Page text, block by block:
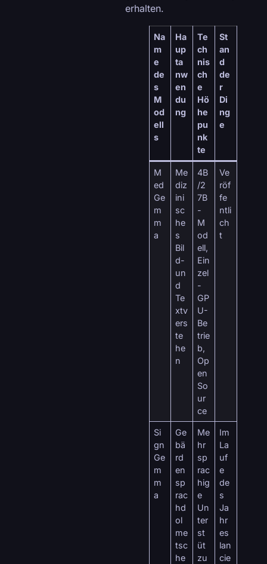
erhalten.
Na
m
e
de
s
M
od
ell
s
Ha
up
ta
nw
en
du
ng
Te
ch
nis
ch
e
Hö
he
pu
nk
te
St
an
d
de
r
Di
ng
e
M
ed
Ge
m
m
a
Me
diz
ini
sc
he
s
Bil
d-
un
d
Te
xtv
ers
te
he
n
4B
/2
7B
-
M
od
ell,
Ein
zel
-
GP
U-
Be
trie
b,
Op
en
So
ur
ce
Ve
röf
fe
ntli
ch
t
Si
gn
Ge
m
m
a
Ge
bä
rd
en
sp
rac
hd
ol
me
tsc
he
Me
hr
sp
rac
hig
e
Un
ter
st
üt
zu
Im
La
uf
e
de
s
Ja
hr
es
lan
cie